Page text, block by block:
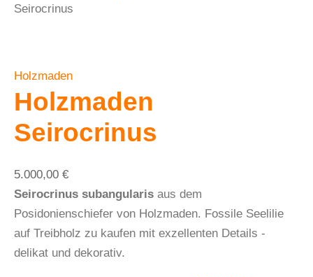
Seirocrinus
Holzmaden
Holzmaden
Seirocrinus
5.000,00 €
Seirocrinus subangularis aus dem
Posidonienschiefer von Holzmaden. Fossile Seelilie
auf Treibholz zu kaufen mit exzellenten Details -
delikat und dekorativ.